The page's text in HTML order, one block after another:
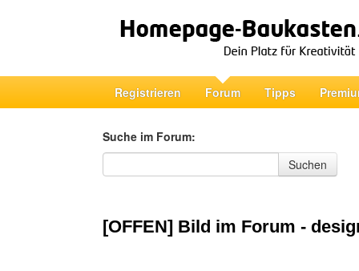
Registrieren Forum Tipps
Suche im Forum:
Suche im Forum
Suchen
[OFFEN] Bild im Forum -